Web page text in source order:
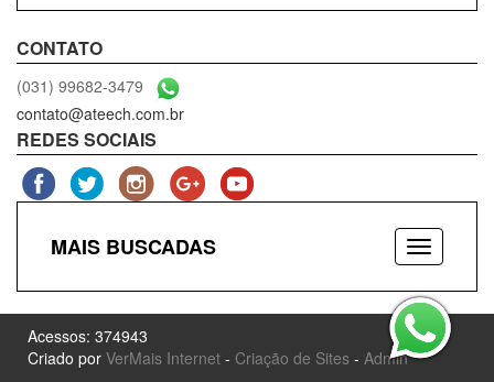
CONTATO
(031) 99682-3479
contato@ateech.com.br
REDES SOCIAIS
MAIS BUSCADAS
Acessos: 374943
Criado por VerMais Internet - Criação de Sites - Admin